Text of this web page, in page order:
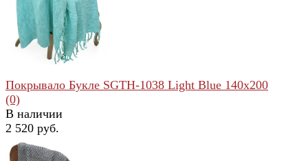
избранное сравнить
Покрывало Букле SGTH-1038 Light Blue 140x200
(0)
В наличии
2 520 руб.